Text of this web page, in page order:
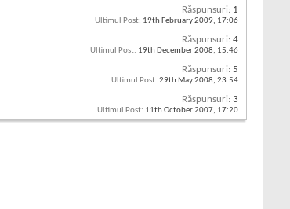
Răspunsuri: 1
Ultimul Post: 19th February 2009, 17:06
Răspunsuri: 4
Ultimul Post: 19th December 2008, 15:46
Răspunsuri: 5
Ultimul Post: 29th May 2008, 23:54
Răspunsuri: 3
Ultimul Post: 11th October 2007, 17:20